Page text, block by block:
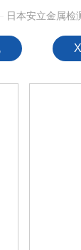
日本安立金属检